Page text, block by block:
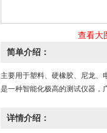
查看大
简单介绍：
主要用于塑料、硬橡胶、尼龙、
是一种智能化极高的测试仪器，
详情介绍：